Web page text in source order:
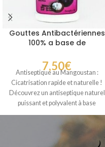
Gouttes Antibactériennes
100% a base de
7,50€
Antiseptique au Mangoustan :
Cicatrisation rapide et naturelle !
Découvrez un antiseptique naturel
puissant et polyvalent à base